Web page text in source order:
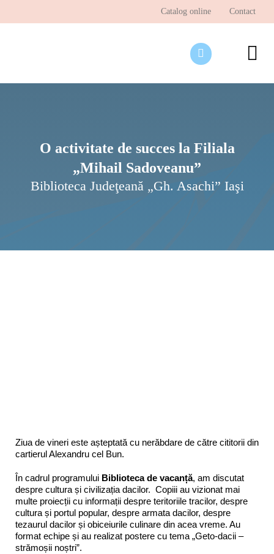
Catalog online Contact
O activitate de succes la Filiala
„Mihail Sadoveanu”
Biblioteca Judeţeană „Gh. Asachi” Iaşi
Ziua de vineri este așteptată cu nerăbdare de către cititorii din
cartierul Alexandru cel Bun.
În cadrul programului Biblioteca de vacanță, am discutat
despre cultura și civilizația dacilor. Copiii au vizionat mai
multe proiecții cu informații despre teritoriile tracilor, despre
cultura și portul popular, despre armata dacilor, despre
tezaurul dacilor și obiceiurile culinare din acea vreme. Au
format echipe și au realizat postere cu tema „Geto-dacii –
strămoșii noștri”.